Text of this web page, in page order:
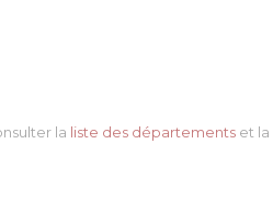
la liste des départements et la